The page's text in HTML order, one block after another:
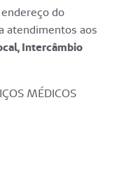
do
atendimentos aos
Intercâmbio
MÉDICOS